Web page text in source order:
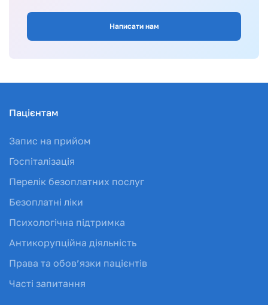
Написати нам
Пацієнтам
Запис на прийом
Госпіталізація
Перелік безоплатних послуг
Безоплатні ліки
Психологічна підтримка
Антикорупційна діяльність
Права та обов’язки пацієнтів
Часті запитання